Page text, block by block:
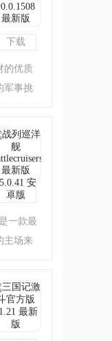
下载
的优质
军事挑
像素
下载
一款最
主场来
略性